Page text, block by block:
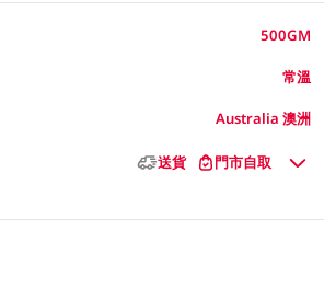
500GM
常溫
Australia 澳洲
送貨 門市自取